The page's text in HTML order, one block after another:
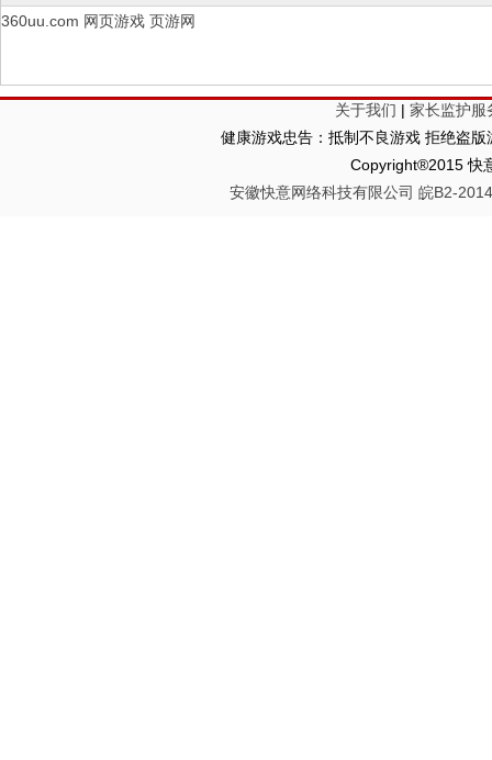
360uu.com 网页游戏 页游网
关于我们 | 家长监护服
健康游戏忠告：抵制不良游戏 拒绝盗
Copyright®2015 快
安徽快意网络科技有限公司 皖B2-